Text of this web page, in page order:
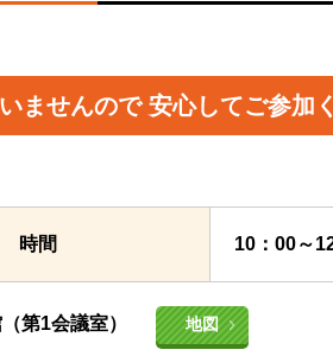
ませんので 安心してご参加
時間 10：00～
第1会議室） 地図